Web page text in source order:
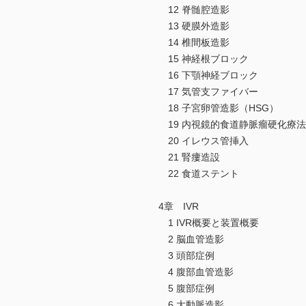
12 脊髄腔造影
13 硬膜外造影
14 椎間板造影
15 神経根ブロック
16 下顎神経ブロック
17 気管支ファイバー
18 子宮卵管造影（HSG）
19 内視鏡的食道静脈瘤硬化療
20 イレウス管挿入
21 腎瘻造設
22 食道ステント
4章 IVR
1 IVR概要と装置概要
2 脳血管造影
3 頭部症例
4 腹部血管造影
5 腹部症例